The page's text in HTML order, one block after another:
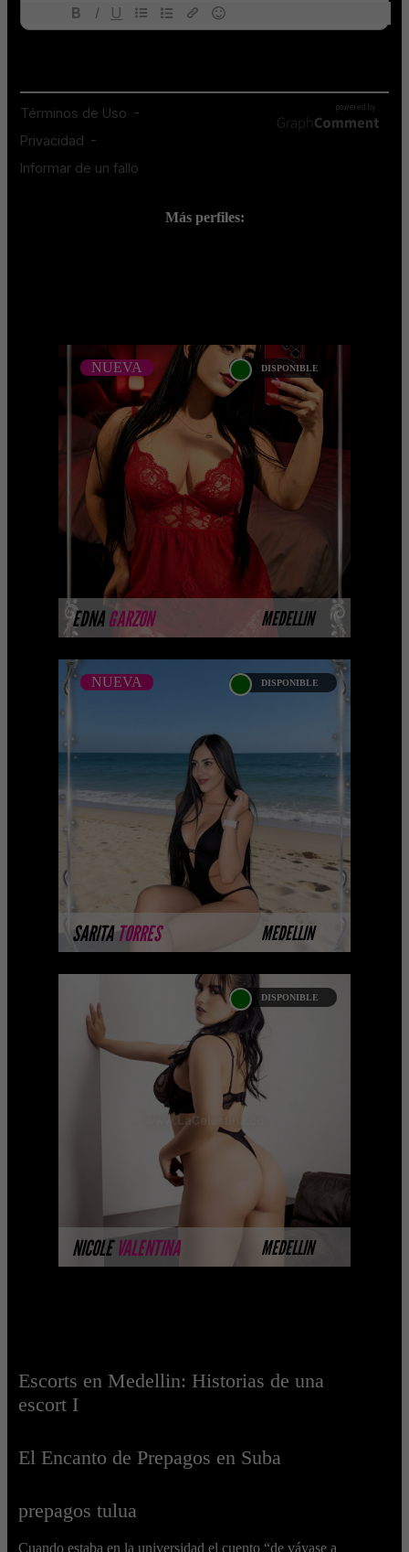
Más perfiles:
EDNAGARZON MEDELLIN
NUEVA DISPONIBLE
EDNA GARZON -
CATALOGO PLATINO
NUEVA
Esta modelo pertenece a nuestro
Catálogo Privado Platinum. Selección
privada de modelos con un nivel de
belleza y performance supe ...
MÁS INFORMACIÓN
SARITATORRES MEDELLIN
NUEVA DISPONIBLE
NUEVA
Platinum Esta modelo pertenece a
nuestro Catálogo Privado Platinum.
Selección privada de modelos con un
nivel de belleza y perform ...
MÁS INFORMACIÓN
NICOLE VALENTINA MEDELLIN
DISPONIBLE
NICOLE VALENTINA
ROSALES
Soy Nicol Valentina Rosales , una
mujer apasionada, de espíritu libre y
con una sonrisa que invita a disfrutar de
los mejores mome ...
MÁS INFORMACIÓN
Escorts en Medellin: Historias de una
escort I
El Encanto de Prepagos en Suba
prepagos tulua
Cuando estaba en la universidad el cuento “de váyase a